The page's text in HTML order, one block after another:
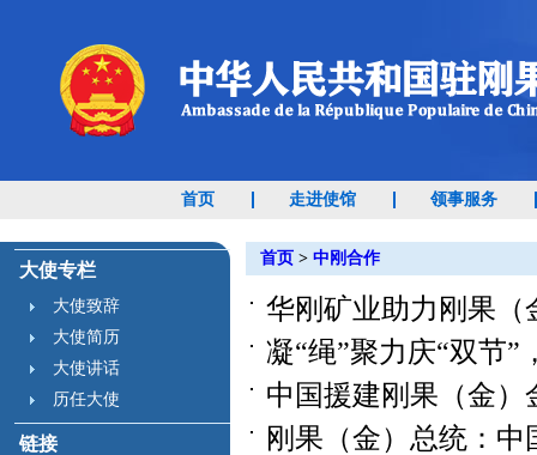
首页 走进使馆 领事服务
大使专栏
大使致辞
大使简历
大使讲话
历任大使
链接
首页 > 中刚合作
华刚矿业助力刚果（
凝“绳”聚力庆“双节”
中国援建刚果（金）
刚果（金）总统：中